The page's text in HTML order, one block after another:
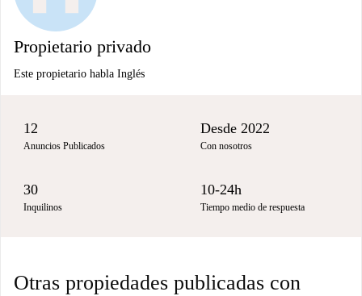
Propietario privado
Este propietario habla Inglés
12
Anuncios Publicados
Desde 2022
Con nosotros
30
Inquilinos
10-24h
Tiempo medio de respuesta
Otras propiedades publicadas con